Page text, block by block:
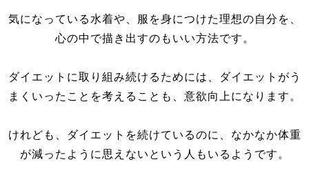
気になっている水着や、服を身につけた理想の自分を、
心の中で描き出すのもいい方法です。
ダイエットに取り組み続けるためには、ダイエットがう
まくいったことを考えることも、意欲向上になります。
けれども、ダイエットを続けているのに、なかなか体重
が減ったように思えないという人もいるようです。